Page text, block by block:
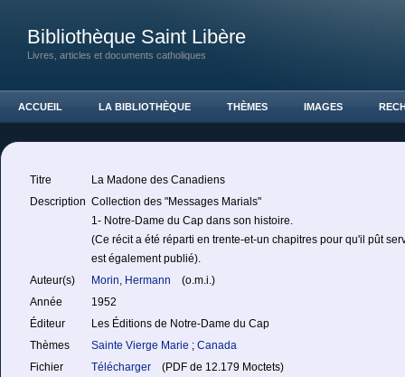
Bibliothèque Saint Libère
Livres, articles et documents catholiques
ACCUEIL LA BIBLIOTHÈQUE THÈMES IMAGES
Titre
La Madone des Canadiens
Description Collection des "Messages Marials"
1- Notre-Dame du Cap dans son histoire.
(Ce récit a été réparti en trente-et-un chapitres pour qu'il pût
est également publié).
Auteur(s)
Morin, Hermann
(o.m.i.)
Année
1952
Éditeur
Les Éditions de Notre-Dame du Cap
Thèmes
Sainte Vierge Marie ; Canada
Fichier
Télécharger (PDF de 12.179 Moctets)